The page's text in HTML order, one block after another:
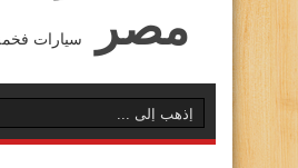
مصر
سيارات